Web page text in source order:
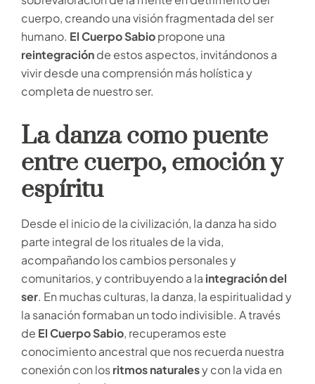
cuerpo, creando una visión fragmentada del ser
humano. El Cuerpo Sabiopropone una
reintegraciónde estos aspectos, invitándonos a
vivir desde una comprensión más holística y
completa de nuestro ser.
La danza como puente
entre cuerpo, emoción y
espíritu
Desde el inicio de la civilización, la danza ha sido
parte integral de los rituales de la vida,
acompañando los cambios personales y
comunitarios, y contribuyendo a la integración del
ser. En muchas culturas, la danza, la espiritualidad y
la sanación formaban un todo indivisible. A través
de El Cuerpo Sabio, recuperamos este
conocimiento ancestral que nos recuerda nuestra
conexión con losritmos naturalesy con la vida en